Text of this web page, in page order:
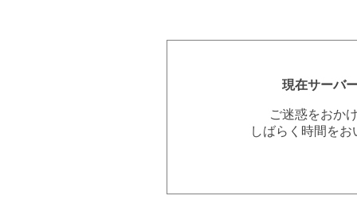
現在サーバ
ご迷惑をおか
しばらく時間を